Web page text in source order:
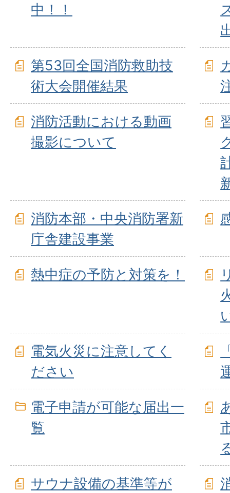
中！！
第53回全国消防救助技
術大会開催結果
消防活動における動画
撮影について
消防本部・中央消防署新
庁舎建設事業
熱中症の予防と対策を！
電気火災に注意してく
ださい
電子申請が可能な届出一
覧
サウナ設備の基準等が